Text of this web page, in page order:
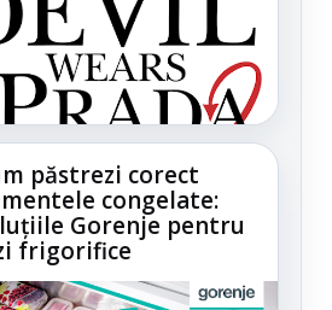
păstrezi corect
congelate:
Gorenje pentru
frigorifice